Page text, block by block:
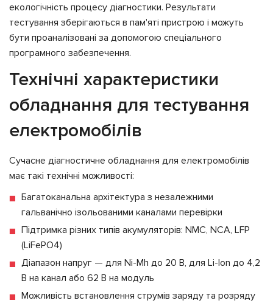
екологічність процесу діагностики. Результати
тестування зберігаються в пам'яті пристрою і можуть
бути проаналізовані за допомогою спеціального
програмного забезпечення.
Технічні характеристики
обладнання для тестування
електромобілів
Сучасне діагностичне обладнання для електромобілів
має такі технічні можливості:
Багатоканальна архітектура з незалежними
гальванічно ізольованими каналами перевірки
Підтримка різних типів акумуляторів: NMC, NCA, LFP
(LiFePO4)
Діапазон напруг — для Ni-Mh до 20 В, для Li-Ion до 4,2
В на канал або 62 В на модуль
Можливість встановлення струмів заряду та розряду